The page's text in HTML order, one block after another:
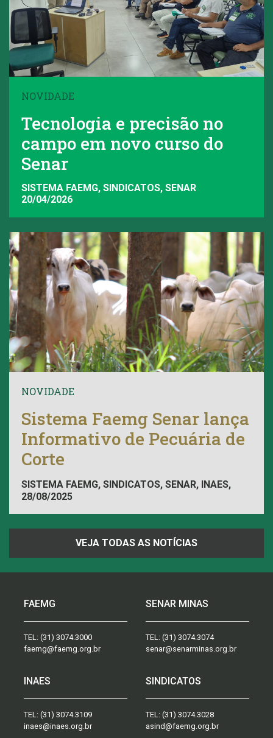
NOVIDADE
Tecnologia e precisão no
campo em novo curso do
Senar
SISTEMA FAEMG, SINDICATOS, SENAR
20/04/2026
NOVIDADE
Sistema Faemg Senar lança
Informativo de Pecuária de
Corte
SISTEMA FAEMG, SINDICATOS, SENAR, INAES,
FAEMG
28/08/2025
VEJA TODAS AS NOTÍCIAS
FAEMG
TEL: (31) 3074.3000
faemg@faemg.org.br
SENAR MINAS
TEL: (31) 3074.3074
senar@senarminas.org.br
INAES
TEL: (31) 3074.3109
inaes@inaes.org.br
SINDICATOS
TEL: (31) 3074.3028
asind@faemg.org.br